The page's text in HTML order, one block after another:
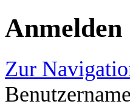
Anmelden
Zur
Benutzername